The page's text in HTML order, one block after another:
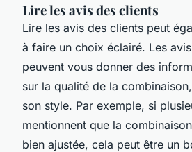
Lire les avis des clients
Lire les avis des clients peut
à faire un choix éclairé. Les
peuvent vous donner des
sur la qualité de la
son style. Par exemple, si
mentionnent que la
bien ajustée, cela peut être un